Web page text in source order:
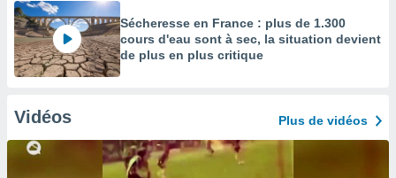
Sécheresse en France : plus de 1.300
cours d'eau sont à sec, la situation devient
de plus en plus critique
Vidéos Plus de vidéos